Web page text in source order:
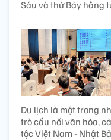
Sáu và thứ Bảy hằng
Du lịch là một trong
trò cầu nối văn hóa,
tộc Việt Nam - Nhật